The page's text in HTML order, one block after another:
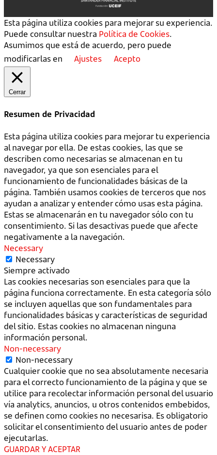
Esta página utiliza cookies para mejorar su experiencia.
Puede consultar nuestra Política de Cookies.
Asumimos que está de acuerdo, pero puede
modificarlas en
Ajustes Acepto
Cerrar
Resumen de Privacidad
Esta página utiliza cookies para mejorar tu experiencia
al navegar por ella. De estas cookies, las que se
describen como necesarias se almacenan en tu
navegador, ya que son esenciales para el
funcionamiento de funcionalidades básicas de la
página. También usamos cookies de terceros que nos
ayudan a analizar y entender cómo usas esta página.
Estas se almacenarán en tu navegador sólo con tu
consentimiento. Si las desactivas puede que afecte
negativamente a la navegación.
Necessary
Necessary
Siempre activado
Las cookies necesarias son esenciales para que la
página funciona correctamente. En esta categoría sólo
se incluyen aquellas que son fundamentales para
funcionalidades básicas y características de seguridad
del sitio. Estas cookies no almacenan ninguna
información personal.
Non-necessary
Non-necessary
Cualquier cookie que no sea absolutamente necesaria
para el correcto funcionamiento de la página y que se
utilice para recolectar información personal del usuario
vía analytics, anuncios, u otros contenidos embebidos,
se definen como cookies no necesarisa. Es obligatorio
solicitar el consentimiento del usuario antes de poder
ejecutarlas.
GUARDAR Y ACEPTAR